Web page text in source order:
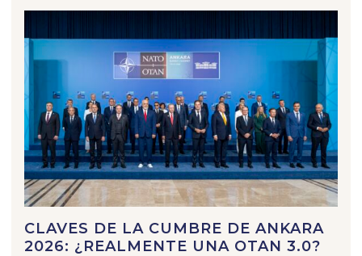
CLAVES DE LA CUMBRE DE ANKARA
2026: ¿REALMENTE UNA OTAN 3.0?